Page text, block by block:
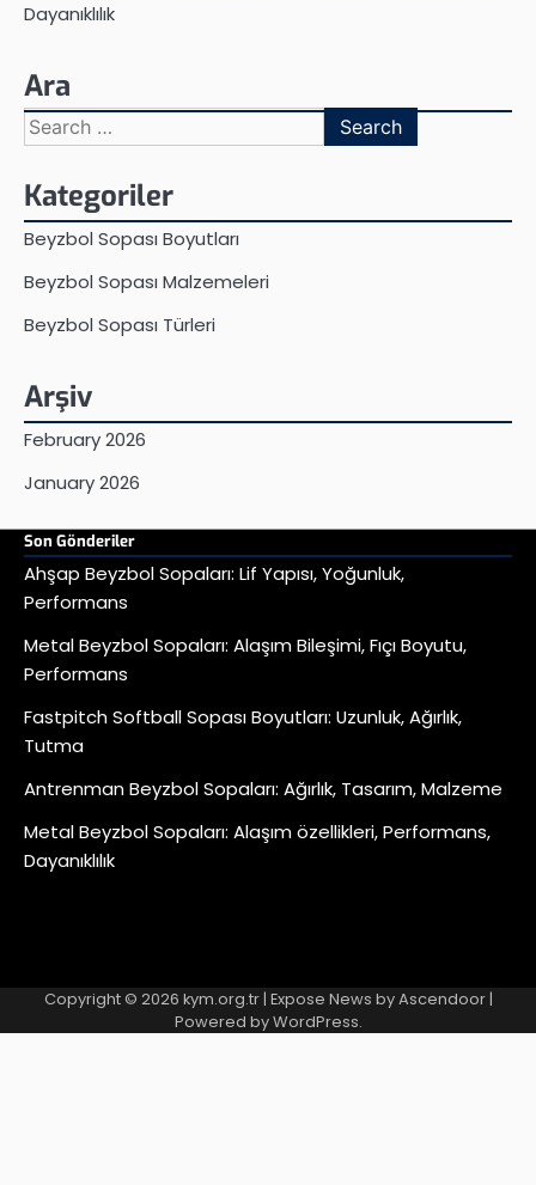
Dayanıklılık
Ara
Search
for:
Kategoriler
Beyzbol Sopası Boyutları
Beyzbol Sopası Malzemeleri
Beyzbol Sopası Türleri
Arşiv
February 2026
January 2026
Son Gönderiler
Ahşap Beyzbol Sopaları: Lif Yapısı, Yoğunluk,
Performans
Metal Beyzbol Sopaları: Alaşım Bileşimi, Fıçı Boyutu,
Performans
Fastpitch Softball Sopası Boyutları: Uzunluk, Ağırlık,
Tutma
Antrenman Beyzbol Sopaları: Ağırlık, Tasarım, Malzeme
Metal Beyzbol Sopaları: Alaşım özellikleri, Performans,
Dayanıklılık
Copyright © 2026 kym.org.tr| Expose News byAscendoor|
Powered byWordPress.